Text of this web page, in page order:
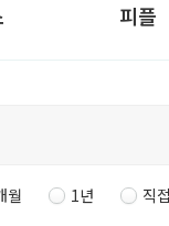
피플
월 1년 직